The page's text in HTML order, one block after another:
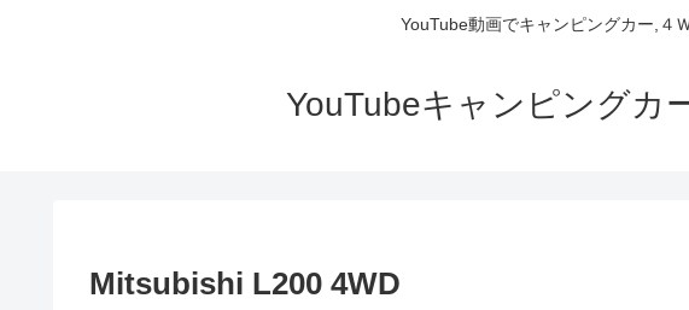
YouTube動画でキャンピングカー,４
YouTubeキャンピングカ
Mitsubishi L200 4WD